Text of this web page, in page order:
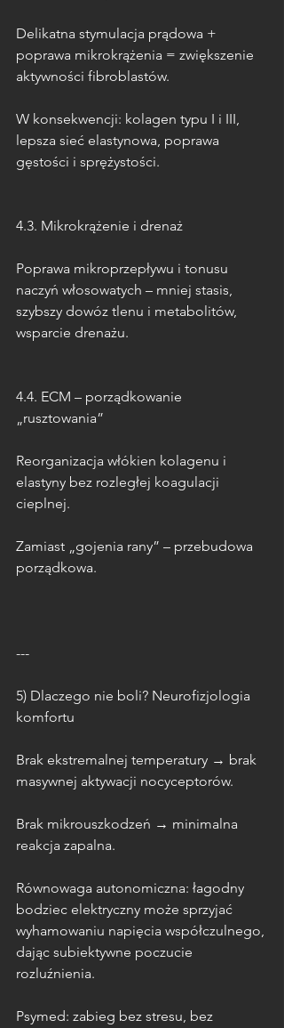
Delikatna stymulacja prądowa +
poprawa mikrokrążenia = zwiększenie
aktywności fibroblastów.
W konsekwencji: kolagen typu I i III,
lepsza sieć elastynowa, poprawa
gęstości i sprężystości.
4.3. Mikrokrążenie i drenaż
Poprawa mikroprzepływu i tonusu
naczyń włosowatych – mniej stasis,
szybszy dowóz tlenu i metabolitów,
wsparcie drenażu.
4.4. ECM – porządkowanie
„rusztowania”
Reorganizacja włókien kolagenu i
elastyny bez rozległej koagulacji
cieplnej.
Zamiast „gojenia rany” – przebudowa
porządkowa.
---
5) Dlaczego nie boli? Neurofizjologia
komfortu
Brak ekstremalnej temperatury → brak
masywnej aktywacji nocyceptorów.
Brak mikrouszkodzeń → minimalna
reakcja zapalna.
Równowaga autonomiczna: łagodny
bodziec elektryczny może sprzyjać
wyhamowaniu napięcia współczulnego,
dając subiektywne poczucie
rozluźnienia.
Psymed: zabieg bez stresu, bez